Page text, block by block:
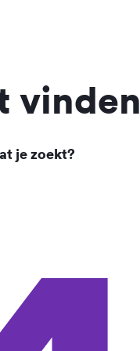
vinden
je zoekt?